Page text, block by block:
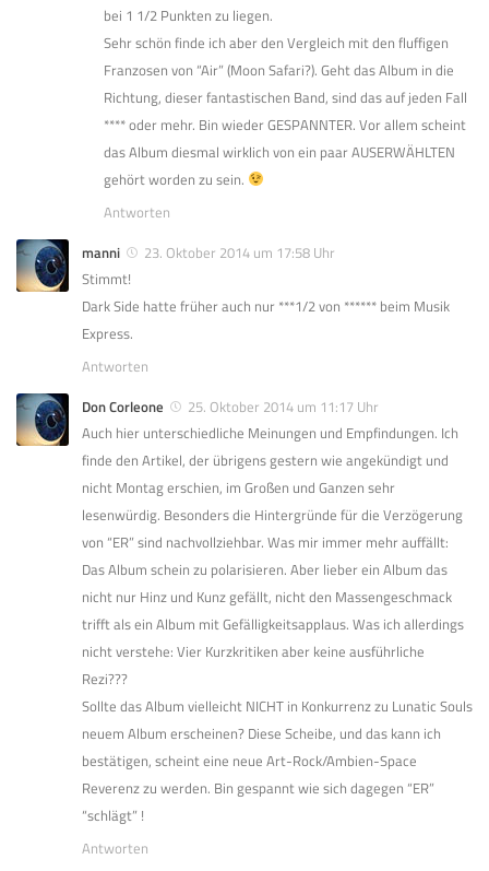
bei 1 1/2 Punkten zu liegen.
Sehr schön finde ich aber den Vergleich mit den fluffigen
Franzosen von “Air” (Moon Safari?). Geht das Album in die
Richtung, dieser fantastischen Band, sind das auf jeden Fall
**** oder mehr. Bin wieder GESPANNTER. Vor allem scheint
das Album diesmal wirklich von ein paar AUSERWÄHLTEN
gehört worden zu sein.
Antworten
manni
23. Oktober 2014 um 17:58 Uhr
Stimmt!
Dark Side hatte früher auch nur ***1/2 von ****** beim Musik
Express.
Antworten
Don Corleone
25. Oktober 2014 um 11:17 Uhr
Auch hier unterschiedliche Meinungen und Empfindungen. Ich
finde den Artikel, der übrigens gestern wie angekündigt und
nicht Montag erschien, im Großen und Ganzen sehr
lesenwürdig. Besonders die Hintergründe für die Verzögerung
von “ER” sind nachvollziehbar. Was mir immer mehr auffällt:
Das Album schein zu polarisieren. Aber lieber ein Album das
nicht nur Hinz und Kunz gefällt, nicht den Massengeschmack
trifft als ein Album mit Gefälligkeitsapplaus. Was ich allerdings
nicht verstehe: Vier Kurzkritiken aber keine ausführliche
Rezi???
Sollte das Album vielleicht NICHT in Konkurrenz zu Lunatic Souls
neuem Album erscheinen? Diese Scheibe, und das kann ich
bestätigen, scheint eine neue Art-Rock/Ambien-Space
Reverenz zu werden. Bin gespannt wie sich dagegen “ER”
“schlägt” !
Antworten